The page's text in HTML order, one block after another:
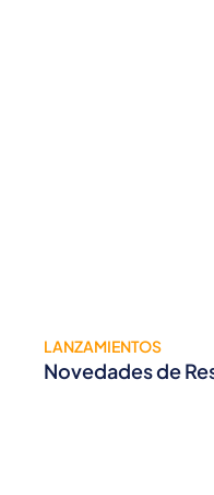
LANZAMIENTOS
Novedades de